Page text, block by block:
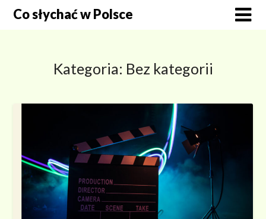
SkipCo słychać w Polsce
Kategoria: Bez kategorii